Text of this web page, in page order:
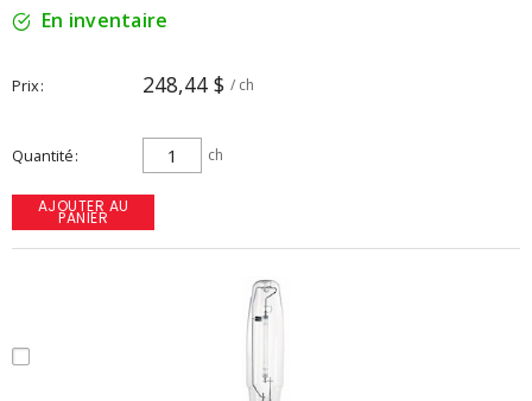
En inventaire
Prix 248,44 $ / ch
Quantité ch
AJOUTER AU
PANIER